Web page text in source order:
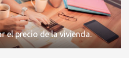
el precio de la vivienda.